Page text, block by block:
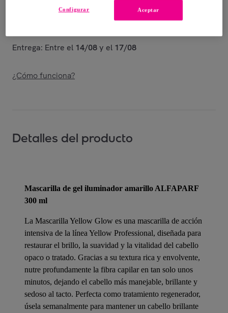
Gratis desde 30 € de compra
Entrega: Entre el 14/08y el 17/08
¿Cómo funciona?
Detalles del producto
Mascarilla de gel iluminador amarillo ALFAPARF
300 ml
La Mascarilla Yellow Glow es una mascarilla de acción
intensiva de la línea Yellow Professional, diseñada para
restaurar el brillo, la suavidad y la vitalidad del cabello
opaco o tratado. Gracias a su textura rica y envolvente,
nutre profundamente la fibra capilar en tan solo unos
minutos, dejando el cabello más manejable, brillante y
sedoso al tacto. Perfecta como tratamiento regenerador,
úsela semanalmente para mantener un cabello brillante
Aceptar
Configurar